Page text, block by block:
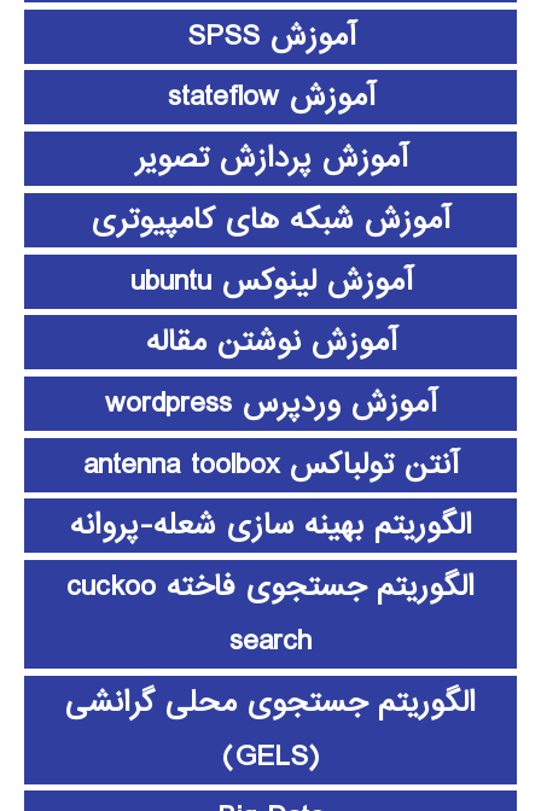
آموزش SPSS
آموزش stateflow
آموزش پردازش تصویر
آموزش شبکه های کامپیوتری
آموزش لینوکس ubuntu
آموزش نوشتن مقاله
آموزش وردپرس wordpress
آنتن تولباکس antenna toolbox
الگوریتم بهینه سازی شعله-پروانه
الگوریتم جستجوی فاخته cuckoo
search
الگوریتم جستجوی محلی گرانشی
(GELS)